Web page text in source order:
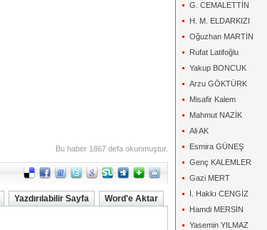
Bu haber 1867 defa okunmuştur.
Yazdırılabilir Sayfa Word'e Aktar
G. CEMALETTİN
H. M. ELDARKIZI
Oğuzhan MARTİN
Rufat Latifoğlu
Yakup BONCUK
Arzu GÖKTÜRK
Misafir Kalem
Mahmut NAZİK
Ali AK
Esmira GÜNEŞ
Genç KALEMLER
Gazi MERT
İ. Hakkı CENGİZ
Hamdi MERSİN
Yasemin YILMAZ